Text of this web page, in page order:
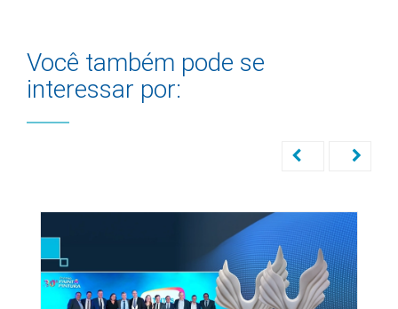
Você também pode se
interessar por: